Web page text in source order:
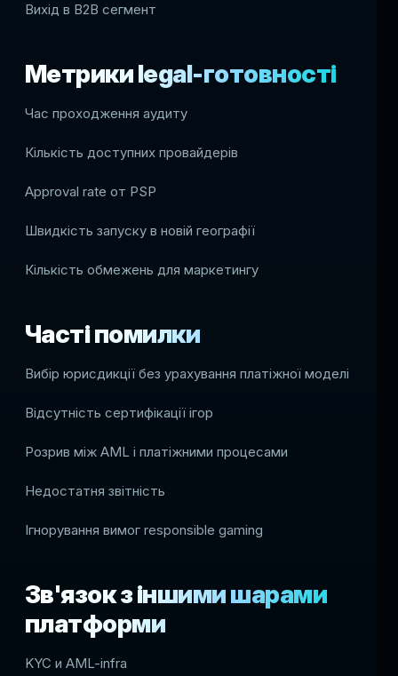
Вихід в B2B сегмент
Метрики legal-готовності
Час проходження аудиту
Кількість доступних провайдерів
Approval rate от PSP
Швидкість запуску в новій географії
Кількість обмежень для маркетингу
Часті помилки
Вибір юрисдикції без урахування платіжної моделі
Відсутність сертифікації ігор
Розрив між AML і платіжними процесами
Недостатня звітність
Ігнорування вимог responsible gaming
Зв'язок з іншими шарами
платформи
KYC и AML-infra